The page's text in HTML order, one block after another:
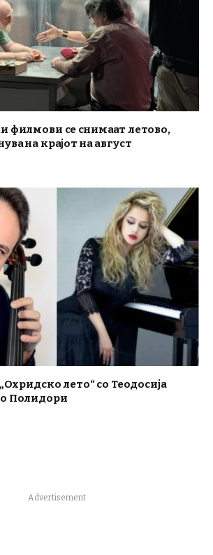
филмови се снимаат летово,
на крајот на август
лето“ со Теодосија
Полидори
Advertisement